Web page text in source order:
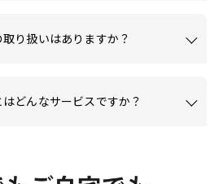
り扱いはありますか？
どんなサービスですか？